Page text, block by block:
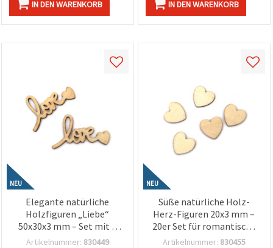
IN DEN WARENKORB IN DEN WARENKORB
NEU
Elegante natürliche
Holzfiguren „Liebe“
50x30x3 mm – Set mit 8
Stück für Basteln &
Artikelnummer: 830449
NEU
Süße natürliche Holz-
Herz-Figuren 20x3 mm –
20er Set für romantische
Bastelarbeiten,
Artikelnummer: 830455